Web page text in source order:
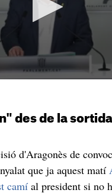
des de la
d'Aragonès de
que ja aquest matí
camíal president si no